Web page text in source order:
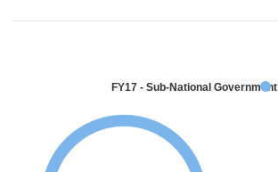
FY17 - Sub-National Government